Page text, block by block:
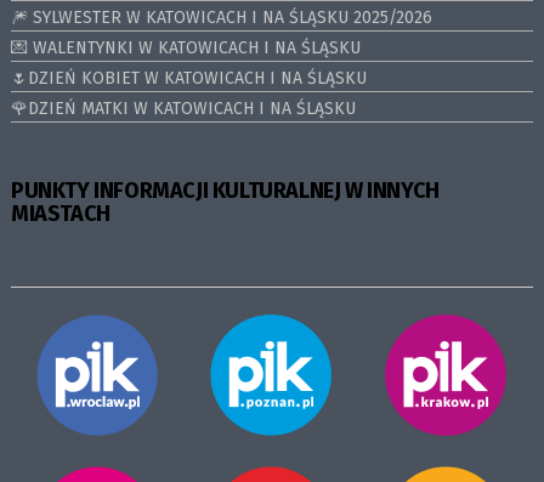
🎆 SYLWESTER W KATOWICACH I NA ŚLĄSKU 2025/2026
💌 WALENTYNKI W KATOWICACH I NA ŚLĄSKU
🌷DZIEŃ KOBIET W KATOWICACH I NA ŚLĄSKU
🌹DZIEŃ MATKI W KATOWICACH I NA ŚLĄSKU
PUNKTY INFORMACJI KULTURALNEJ W INNYCH
MIASTACH